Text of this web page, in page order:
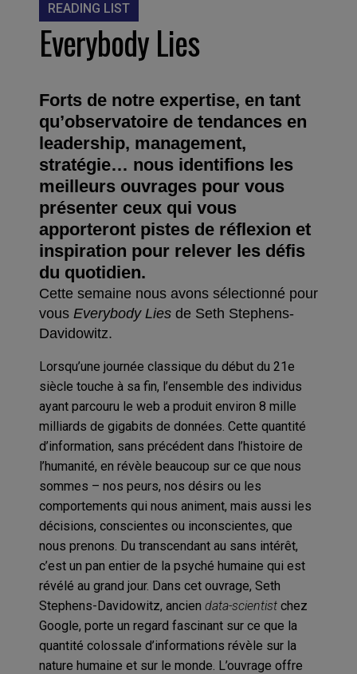
READING LIST
Everybody Lies
Forts de notre expertise, en tant
qu’observatoire de tendances en
leadership, management,
stratégie… nous identifions les
meilleurs ouvrages pour vous
présenter ceux qui vous
apporteront pistes de réflexion et
inspiration pour relever les défis
du quotidien.
Cette semaine nous avons sélectionné pour
vous Everybody Liesde Seth Stephens-
Davidowitz.
Lorsqu’une journée classique du début du 21e
siècle touche à sa fin, l’ensemble des individus
ayant parcouru le web a produit environ 8 mille
milliards de gigabits de données. Cette quantité
d’information, sans précédent dans l’histoire de
l’humanité, en révèle beaucoup sur ce que nous
sommes – nos peurs, nos désirs ou les
comportements qui nous animent, mais aussi les
décisions, conscientes ou inconscientes, que
nous prenons. Du transcendant au sans intérêt,
c’est un pan entier de la psyché humaine qui est
révélé au grand jour. Dans cet ouvrage, Seth
Stephens-Davidowitz, ancien data-scientistchez
Google, porte un regard fascinant sur ce que la
quantité colossale d’informations révèle sur la
nature humaine et sur le monde. L’ouvrage offre